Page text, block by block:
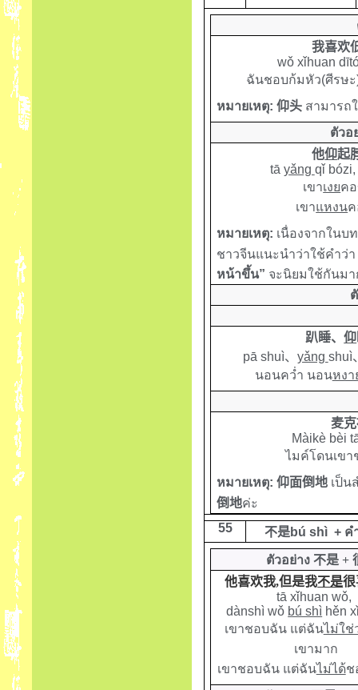
我喜欢
wǒ xǐhuan
ฉันชอบก้มหัว(ศีรษ
หมายเหตุ:仰头 สามารถ
ตัวอ
他仰起
tā yǎng qǐ bózi,
เขาเงยค
เขาแหงน
หมายเหตุ: เนื่องจากในบ
ชาวจีนแนะนำว่าใช้คำว่า
หน้าขึ้น” จะนิยมใช้กันม
趴睡、仰
pā shuì、 yǎng shuì
นอนคว่ำ นอนหงา
麦
Màikè bèi
ไมค์โดนเข
หมายเหตุ:仰面倒地 เป็น
倒地ค่ะ
55 不是bú shì + ค
ตัวอย่าง不是+
他喜欢我,但是我不是很
tā xǐhuan wǒ,
dànshì wǒ bú shì hěn
เขาชอบฉัน แต่ฉันไม่ใช่
เขามาก
เขาชอบฉัน แต่ฉันไม่ได้ช